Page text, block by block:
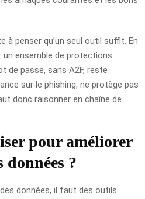
à penser qu’un seul outil suffit. En
ensemble de protections
de passe, sans A2F, reste
sur le phishing, ne protège pas
donc raisonner en chaîne de
pour améliorer
données ?
données, il faut des outils